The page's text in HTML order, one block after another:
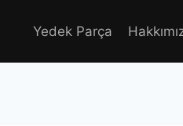
Yedek Parça